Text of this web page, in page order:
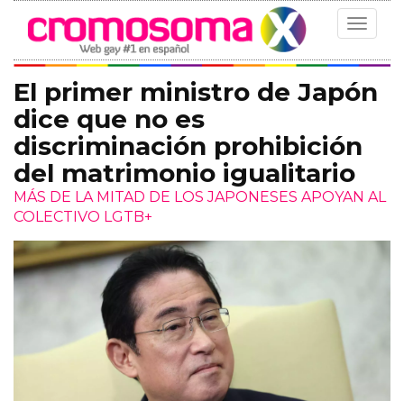
Toggle
El primer ministro de Japón
dice que no es
discriminación prohibición
del matrimonio igualitario
MÁS DE LA MITAD DE LOS JAPONESES APOYAN AL
COLECTIVO LGTB+